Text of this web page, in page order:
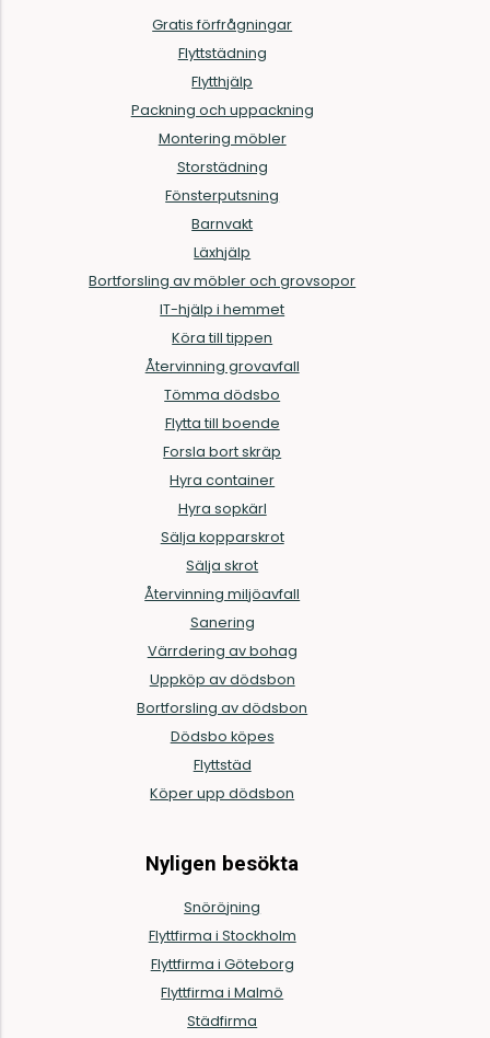
Gratis förfrågningar
Flyttstädning
Flytthjälp
Packning och uppackning
Montering möbler
Storstädning
Fönsterputsning
Barnvakt
Läxhjälp
Bortforsling av möbler och grovsopor
IT-hjälp i hemmet
Köra till tippen
Återvinning grovavfall
Tömma dödsbo
Flytta till boende
Forsla bort skräp
Hyra container
Hyra sopkärl
Sälja kopparskrot
Sälja skrot
Återvinning miljöavfall
Sanering
Värrdering av bohag
Uppköp av dödsbon
Bortforsling av dödsbon
Dödsbo köpes
Flyttstäd
Köper upp dödsbon
Nyligen besökta
Snöröjning
Flyttfirma i Stockholm
Flyttfirma i Göteborg
Flyttfirma i Malmö
Städfirma